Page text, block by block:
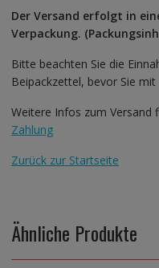
Der Versand erfolgt in
Verpackung.
Bitte beachten Sie die
Beipackzettel, bevor Sie
Weitere Infos zum Versand
Zahlung
Zurück zur Startseite
Ähnliche Produkte